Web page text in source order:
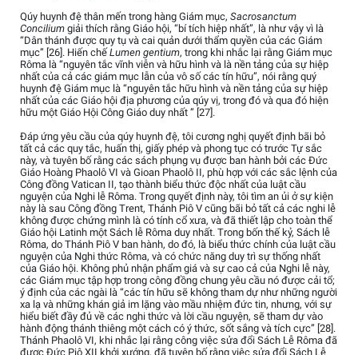
Qúy huynh đệ thân mến trong hàng Giám mục, Sacrosanctum
Concilium giải thích rằng Giáo hội, “bí tích hiệp nhất”, là như vậy vì là
“Dân thánh được quy tụ và cai quản dưới thẩm quyền của các Giám
mục” [26]. Hiến chế Lumen gentium, trong khi nhắc lại rằng Giám mục
Rôma là “nguyên tắc vĩnh viễn và hữu hình và là nền tảng của sự hiệp
nhất của cả các giám mục lẫn của vô số các tín hữu”, nói rằng quý
huynh đệ Giám mục là “nguyên tắc hữu hình và nền tảng của sự hiệp
nhất của các Giáo hội địa phương của qúy vị, trong đó và qua đó hiện
hữu một Giáo Hội Công Giáo duy nhất ” [27].
Đáp ứng yêu cầu của qúy huynh đệ, tôi cương nghị quyết định bãi bỏ
tất cả các quy tắc, huấn thị, giấy phép và phong tục có trước Tự sắc
này, và tuyên bố rằng các sách phụng vụ được ban hành bởi các Đức
Giáo Hoàng Phaolô VI và Gioan Phaolô II, phù hợp với các sắc lệnh của
Công đồng Vatican II, tạo thành biểu thức độc nhất của luật cầu
nguyện của Nghi lễ Rôma. Trong quyết định này, tôi tìm an ủi ở sự kiện
này là sau Công đồng Trent, Thánh Piô V cũng bãi bỏ tất cả các nghi lễ
không được chứng mình là có tính cổ xưa, và đã thiết lập cho toàn thể
Giáo hội Latinh một Sách lễ Rôma duy nhất. Trong bốn thế kỷ, Sách lễ
Rôma, do Thánh Piô V ban hành, do đó, là biểu thức chính của luật cầu
nguyện của Nghi thức Rôma, và có chức năng duy trì sự thống nhất
của Giáo hội. Không phủ nhận phẩm giá và sự cao cả của Nghi lễ này,
các Giám mục tập hợp trong công đồng chung yêu cầu nó được cải tổ;
ý định của các ngài là “các tín hữu sẽ không tham dự như những người
xa lạ và những khán giả im lặng vào mầu nhiệm đức tin, nhưng, với sự
hiểu biết đầy đủ về các nghi thức và lời cầu nguyện, sẽ tham dự vào
hành động thánh thiêng một cách có ý thức, sốt sắng và tích cực” [28].
Thánh Phaolô VI, khi nhắc lại rằng công việc sửa đổi Sách Lễ Rôma đã
được Đức Piô XII khởi xướng, đã tuyên bố rằng việc sửa đổi Sách Lễ